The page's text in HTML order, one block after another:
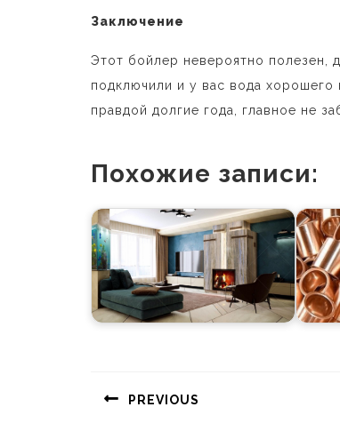
Заключение
Этот бойлер невероятно полезен,
подключили и у вас вода хорошего
правдой долгие года, главное не
Похожие записи:
по
PREVIOUS